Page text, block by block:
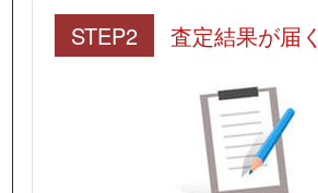
STEP2 査定結果が届く